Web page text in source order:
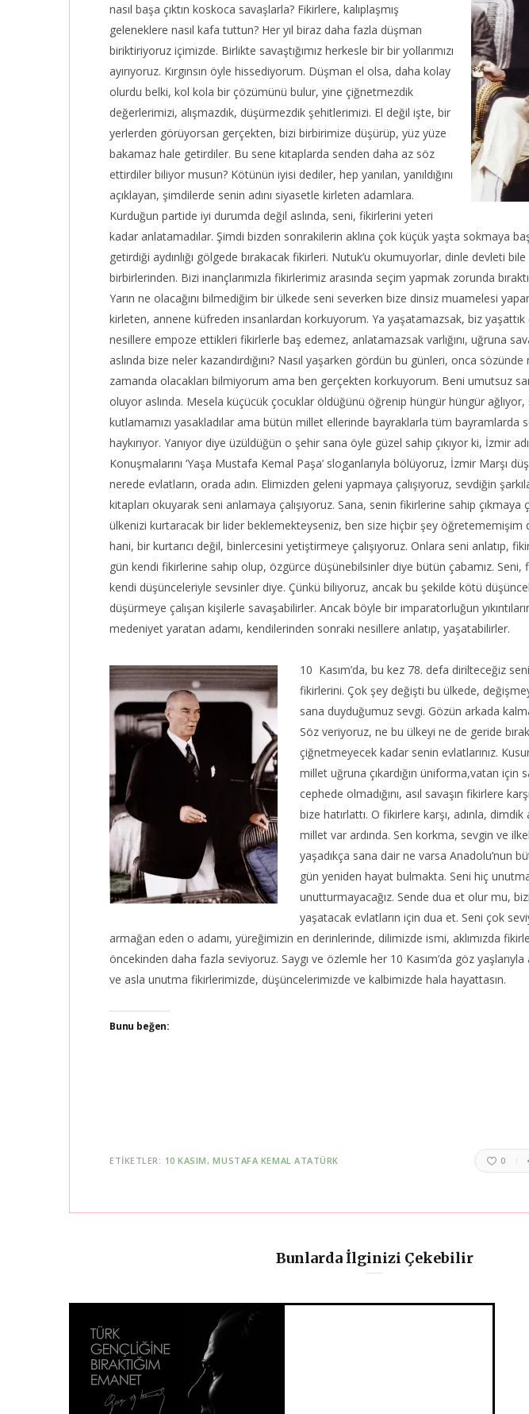
nasıl başa çıktın koskoca savaşlarla? Fikirlere, kalıplaşmış
geleneklere nasıl kafa tuttun? Her yıl biraz daha fazla düşman
biriktiriyoruz içimizde. Birlikte savaştığımız herkesle bir bir yollarımızı
ayırıyoruz. Kırgınsın öyle hissediyorum. Düşman el olsa, daha kolay
olurdu belki, kol kola bir çözümünü bulur, yine çiğnetmezdik
değerlerimizi, alışmazdık, düşürmezdik şehitlerimizi. El değil işte, bir
yerlerden görüyorsan gerçekten, bizi birbirimize düşürüp, yüz yüze
bakamaz hale getirdiler. Bu sene kitaplarda senden daha az söz
ettirdiler biliyor musun? Kötünün iyisi dediler, hep yanılan, yanıldığını
açıklayan, şimdilerde senin adını siyasetle kirleten adamlara.
Kurduğun partide iyi durumda değil aslında, seni, fikirlerini yeteri
kadar anlatamadılar. Şimdi bizden sonrakilerin aklına çok küçük yaşta sokmaya
getirdiği aydınlığı gölgede bırakacak fikirleri. Nutuk’u okumuyorlar, dinle devleti bile
birbirlerinden. Bizi inançlarımızla fikirlerimiz arasında seçim yapmak zorunda
Yarın ne olacağını bilmediğim bir ülkede seni severken bize dinsiz muamelesi
kirleten, annene küfreden insanlardan korkuyorum. Ya yaşatamazsak, biz
nesillere empoze ettikleri fikirlerle baş edemez, anlatamazsak varlığını, uğruna
aslında bize neler kazandırdığını? Nasıl yaşarken gördün bu günleri, onca sözünde
zamanda olacakları bilmiyorum ama ben gerçekten korkuyorum. Beni umutsuz
oluyor aslında. Mesela küçücük çocuklar öldüğünü öğrenip hüngür hüngür ağlıyor,
kutlamamızı yasakladılar ama bütün millet ellerinde bayraklarla tüm bayramlarda
haykırıyor. Yanıyor diye üzüldüğün o şehir sana öyle güzel sahip çıkıyor ki, İzmir
Konuşmalarını ‘Yaşa Mustafa Kemal Paşa’ sloganlarıyla bölüyoruz, İzmir Marşı
nerede evlatların, orada adın. Elimizden geleni yapmaya çalışıyoruz, sevdiğin
kitapları okuyarak seni anlamaya çalışıyoruz. Sana, senin fikirlerine sahip çıkmaya
ülkenizi kurtaracak bir lider beklemekteyseniz, ben size hiçbir şey öğretememişim
hani, bir kurtarıcı değil, binlercesini yetiştirmeye çalışıyoruz. Onlara seni anlatıp,
gün kendi fikirlerine sahip olup, özgürce düşünebilsinler diye bütün çabamız. Seni,
kendi düşünceleriyle sevsinler diye. Çünkü biliyoruz, ancak bu şekilde kötü
düşürmeye çalışan kişilerle savaşabilirler. Ancak böyle bir imparatorluğun
medeniyet yaratan adamı, kendilerinden sonraki nesillere anlatıp, yaşatabilirler.
10 Kasım’da, bu kez 78. defa dirilteceğiz
fikirlerini. Çok şey değişti bu ülkede,
sana duyduğumuz sevgi. Gözün arkada
Söz veriyoruz, ne bu ülkeyi ne de geride
çiğnetmeyecek kadar senin evlatlarınız.
millet uğruna çıkardığın üniforma,vatan için
cephede olmadığını, asıl savaşın fikirlere
bize hatırlattı. O fikirlere karşı, adınla,
millet var ardında. Sen korkma, sevgin ve
yaşadıkça sana dair ne varsa Anadolu’nun
gün yeniden hayat bulmakta. Seni hiç
unutturmayacağız. Sende dua et olur mu,
yaşatacak evlatların için dua et. Seni çok
armağan eden o adamı, yüreğimizin en derinlerinde, dilimizde ismi, aklımızda
öncekinden daha fazla seviyoruz. Saygı ve özlemle her 10 Kasım’da göz yaşlarıyla
ve asla unutma fikirlerimizde, düşüncelerimizde ve kalbimizde hala hayattasın.
Bunu beğen:
ETIKETLER: 10 KASIM MUSTAFA KEMAL ATATÜRK 0
Bunlarda İlginizi Çekebilir